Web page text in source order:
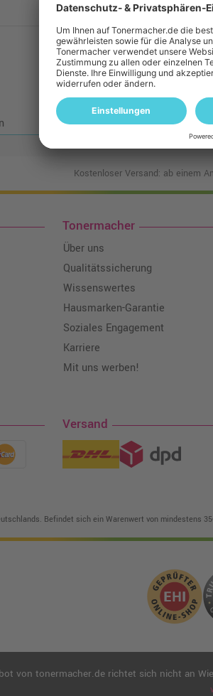
Ricoh
Ricoh
Ricoh
Kostenloser Versand: ab einem
Tonermacher
Über uns
Qualitätssicherung
Wissenswertes
Hausmarken-Garantie
Soziales Engagement
Karriere
Mit uns werben!
Versand
Befindet sich ein Warenwert von
von tonermacher.de richtet sich nicht an